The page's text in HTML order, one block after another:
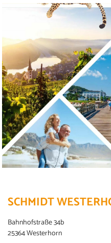
SCHMIDT
Bahnhofstraße 34b
25364 Westerhorn